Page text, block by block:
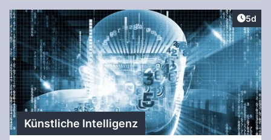
5d
Künstliche Intelligenz